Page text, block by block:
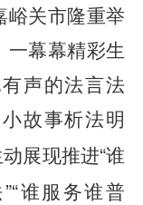
峪关市隆重举
一幕幕精彩生
声的法言法
故事析法明
展现推进“谁
”“谁服务谁普